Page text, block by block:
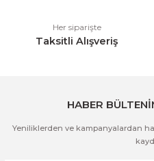
Her siparişte
Taksitli Alışveriş
HABER
Yeniliklerden ve kampanyalardan